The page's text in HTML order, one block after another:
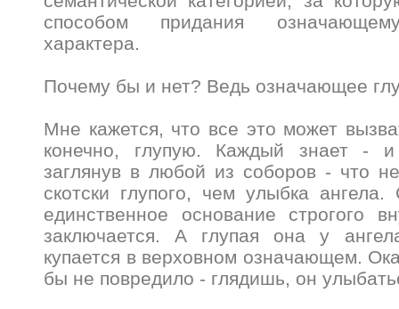
способом придания
характера.
Почему бы и нет? Ведь означающее
Мне кажется, что все это может
конечно, глупую. Каждый знает - и
заглянув в любой из соборов - что
скотски глупого, чем улыбка
единственное основание строгого
заключается. А глупая она у
купается в верховном означающем.
бы не повредило - глядишь, он